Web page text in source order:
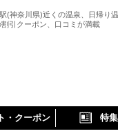
(神奈川県)近くの温泉、日帰り
引クーポン、口コミが満載
・クーポン 特